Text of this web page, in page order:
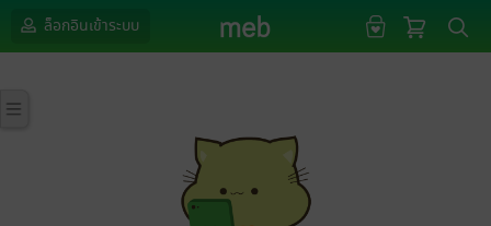
ล็อกอินเข้าระบบ